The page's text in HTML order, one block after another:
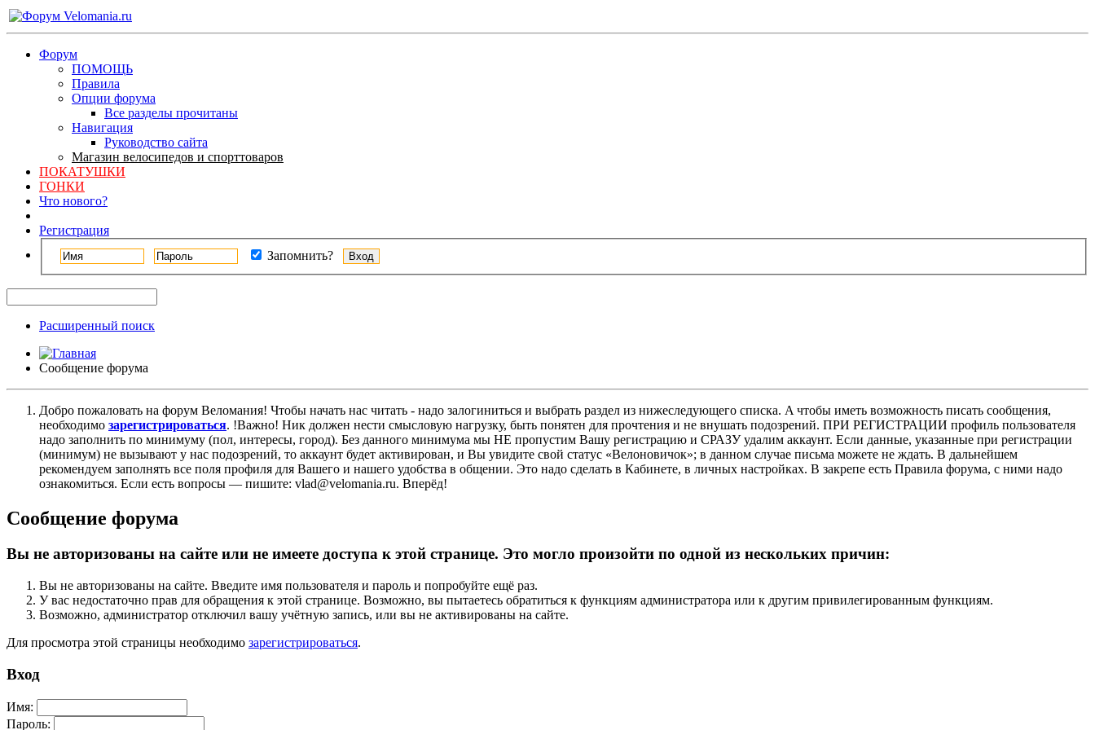
Форум
ПОМОЩЬ
Правила
Опции форума
Все разделы прочитаны
Навигация
Руководство сайта
Магазин велосипедов и спорттоваров
ПОКАТУШКИ
ГОНКИ
Что нового?
Регистрация
Запомнить?
Расширенный поиск
Сообщение форума
Добро пожаловать на форум Веломания! Чтобы начать нас читать - надо залогиниться и выбрать раздел из нижеследующего списка. A чтобы иметь возможность писать сообщения,
необходимо зарегистрироваться. !Важно! Ник должен нести смысловую нагрузку, быть понятен для прочтения и не внушать подозрений. ПРИ РЕГИСТРАЦИИ профиль пользователя
надо заполнить по минимуму (пол, интересы, город). Без данного минимума мы НЕ пропустим Вашу регистрацию и СРАЗУ удалим аккаунт. Если данные, указанные при регистрации
(минимум) не вызывают у нас подозрений, то аккаунт будет активирован, и Вы увидите свой статус «Велоновичок»; в данном случае письма можете не ждать. В дальнейшем
рекомендуем заполнять все поля профиля для Вашего и нашего удобства в общении. Это надо сделать в Кабинете, в личных настройках. В закрепе есть Правила форума, с ними надо
ознакомиться. Если есть вопросы — пишите: vlad@velomania.ru. Вперёд!
Сообщение форума
Вы не авторизованы на сайте или не имеете доступа к этой странице. Это могло произойти по одной из нескольких причин:
Вы не авторизованы на сайте. Введите имя пользователя и пароль и попробуйте ещё раз.
У вас недостаточно прав для обращения к этой странице. Возможно, вы пытаетесь обратиться к функциям администратора или к другим привилегированным функциям.
Возможно, администратор отключил вашу учётную запись, или вы не активированы на сайте.
Для просмотра этой страницы необходимо зарегистрироваться.
Вход
Имя:
Пароль: